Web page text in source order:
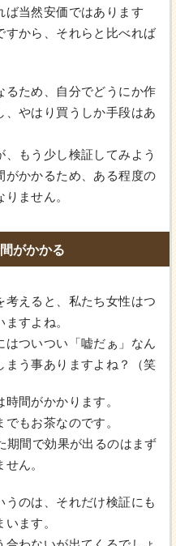
ば当然安価ではあります
すから、それらと比べれば
るため、自分でどうにか作
、やはり買うしか手段はあ
もう少し検証してみよう
かかるため、ある程度の
ません。
がかかる
考えると、私たち女性はつ
すよね。
ついつい「嘘だぁ」なん
まう事ありますよね？（笑
間がかかります。
もお茶なのです。
期間で効果が出るのはまず
ん。
のは、それだけ検証にも
ます。